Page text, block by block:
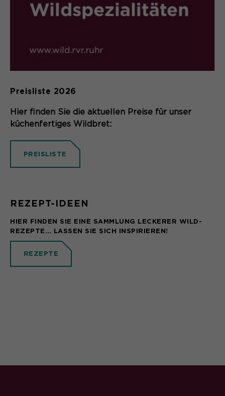
Preisliste 2026
Hier finden Sie die aktuellen Preise für unser
küchenfertiges Wildbret:
PREISLISTE
REZEPT-IDEEN
HIER FINDEN SIE EINE SAMMLUNG LECKERER WILD-
REZEPTE… LASSEN SIE SICH INSPIRIEREN!
REZEPTE